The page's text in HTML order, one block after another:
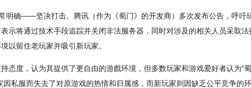
明确——坚决打击。腾讯（作为《蜀门》的开发商）多次发布公告，呼吁
示将通过技术手段追踪并关闭非法服务器，同时对涉及的相关人员采取法
以留住老玩家并吸引新玩家。
态度，认为其提供了更自由的游戲环境，但多数玩家和游戏爱好者认为“蜀
私服而失去了对原游戏的热情和归属感，而新玩家则因缺乏公平竞争的环